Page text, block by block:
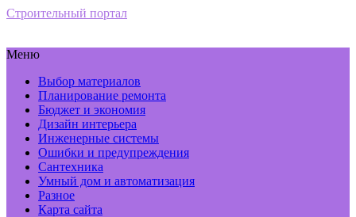
Строительный портал
Меню
Выбор материалов
Планирование ремонта
Бюджет и экономия
Дизайн интерьера
Инженерные системы
Ошибки и предупреждения
Сантехника
Умный дом и автоматизация
Разное
Карта сайта